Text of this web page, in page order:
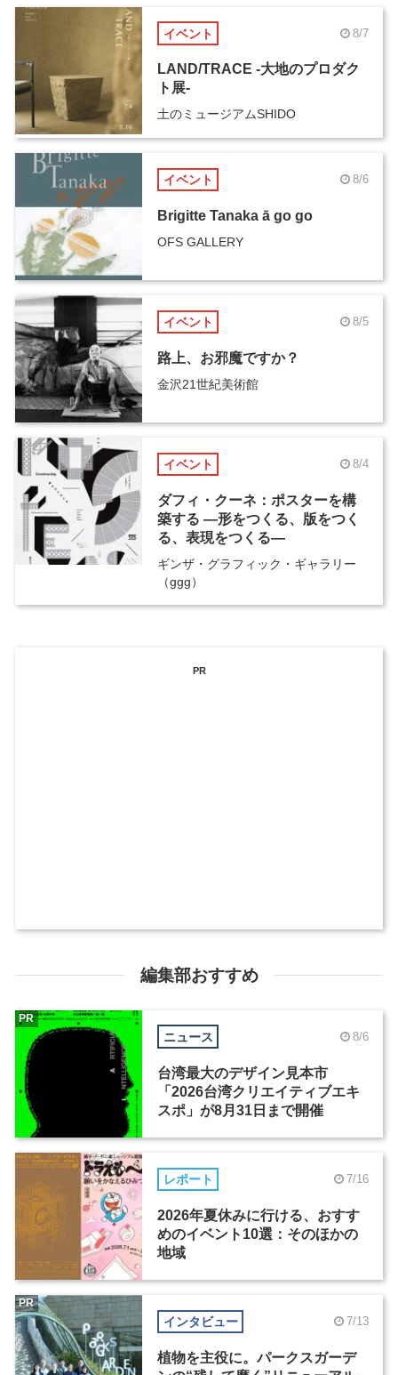
イベント 8/7
LAND/TRACE -大地のプロダク
ト展-
土のミュージアムSHIDO
イベント 8/6
Brigitte Tanaka ā go go
OFS GALLERY
イベント 8/5
路上、お邪魔ですか？
金沢21世紀美術館
イベント 8/4
ダフィ・クーネ：ポスターを構
築する ―形をつくる、版をつく
る、表現をつくる―
ギンザ・グラフィック・ギャラリー
（ggg）
PR
編集部おすすめ
ニュース 8/6
台湾最大のデザイン見本市
「2026台湾クリエイティブエキ
スポ」が8月31日まで開催
PR
レポート 7/16
2026年夏休みに行ける、おすす
めのイベント10選：そのほかの
地域
インタビュー 7/13
植物を主役に。パークスガーデ
PR